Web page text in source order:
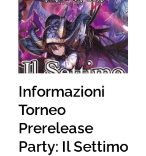
Informazioni
Torneo
Prerelease
Party: Il Settimo